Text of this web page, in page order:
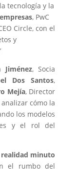
tecnología y la
, PwC
Circle, con el
y
Jiménez, Socia
Dos Santos,
Mejía, Director
analizar cómo la
los modelos
y el rol del
realidad minuto
el rumbo del